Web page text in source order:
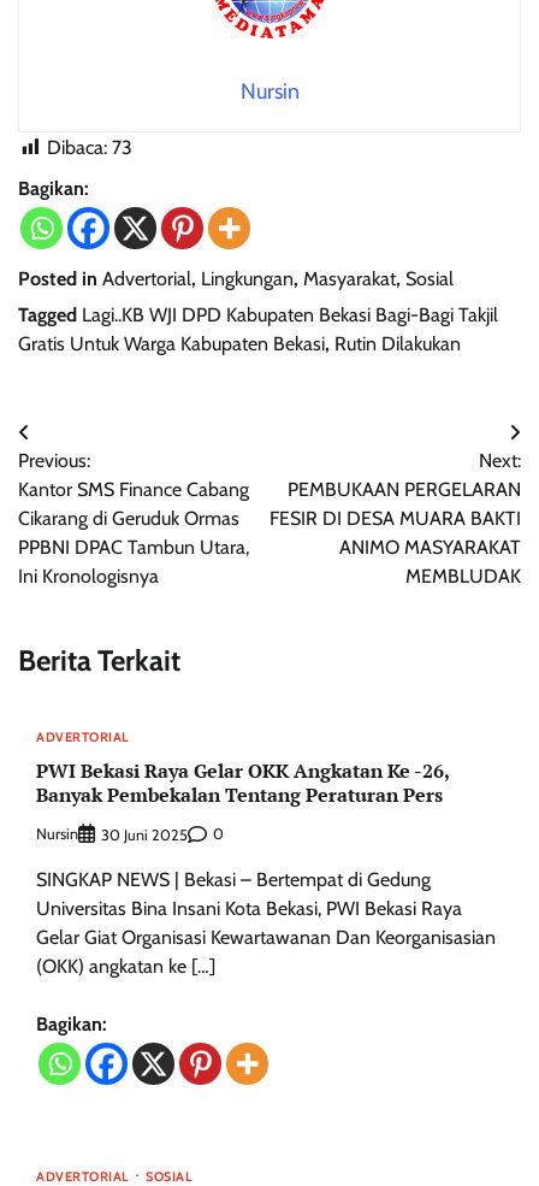
Nursin
Dibaca: 73
Bagikan:
Posted in Advertorial, Lingkungan, Masyarakat, Sosial
Tagged Lagi..KB WJI DPD Kabupaten Bekasi Bagi-Bagi Takjil
Gratis Untuk Warga Kabupaten Bekasi, Rutin Dilakukan
Navigasi
pos
Previous:
Kantor SMS Finance Cabang
Cikarang di Geruduk Ormas
PPBNI DPAC Tambun Utara,
Ini Kronologisnya
Next:
PEMBUKAAN PERGELARAN
FESIR DI DESA MUARA BAKTI
ANIMO MASYARAKAT
MEMBLUDAK
Berita Terkait
ADVERTORIAL
PWI Bekasi Raya Gelar OKK Angkatan Ke -26,
Banyak Pembekalan Tentang Peraturan Pers
Nursin 30 Juni 2025 0
SINGKAP NEWS | Bekasi – Bertempat di Gedung
Universitas Bina Insani Kota Bekasi, PWI Bekasi Raya
Gelar Giat Organisasi Kewartawanan Dan Keorganisasian
(OKK) angkatan ke […]
Bagikan:
ADVERTORIAL SOSIAL